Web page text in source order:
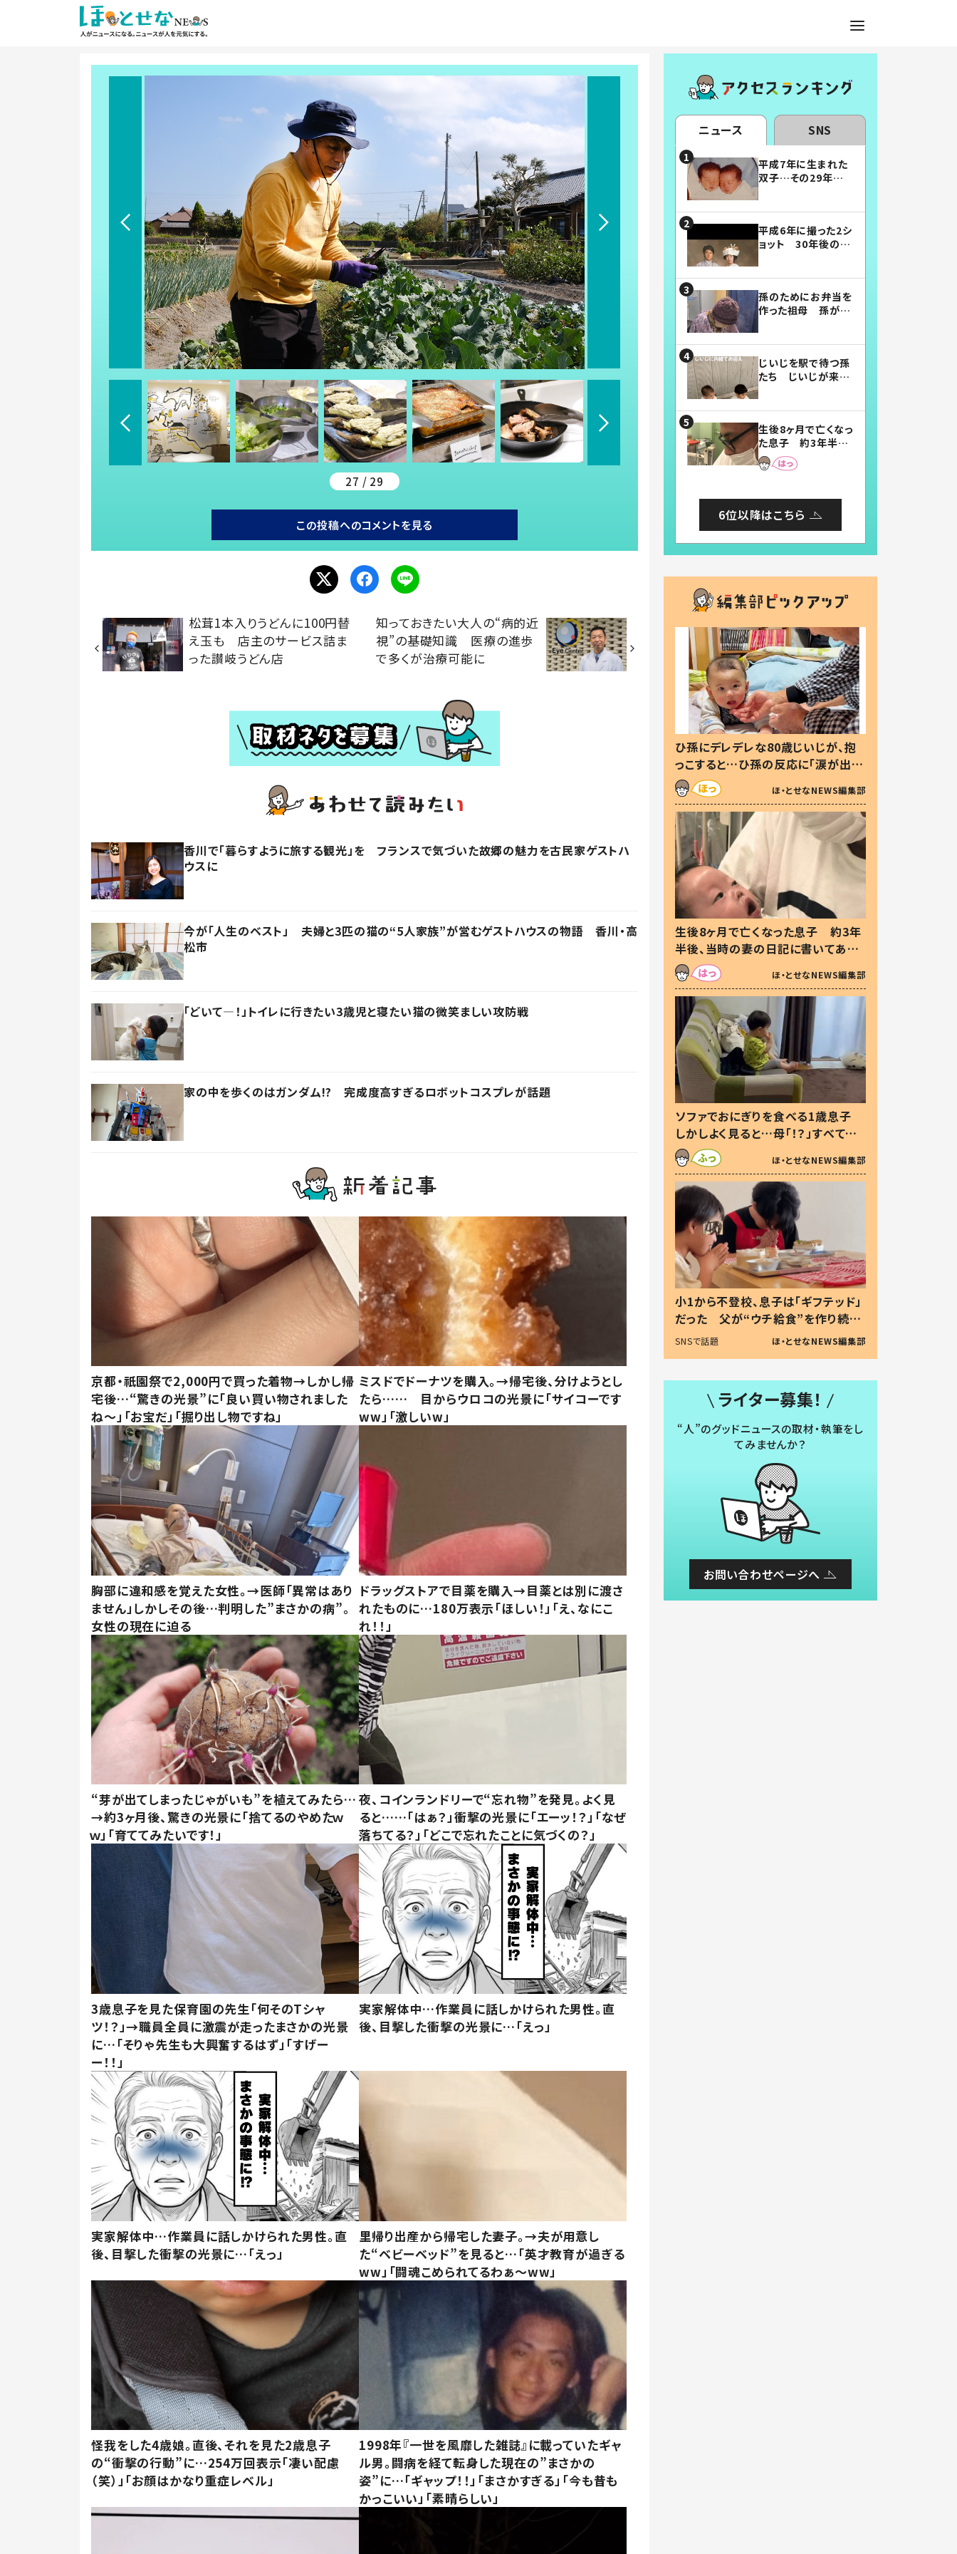
27 / 29
この投稿へのコメントを見る
松茸1本入りうどんに100円替
え玉も 店主のサービス詰ま
った讃岐うどん店
知っておきたい大人の“病的近
視”の基礎知識 医療の進歩
で多くが治療可能に
香川で「暮らすように旅する観光」を フランスで気づいた故郷の魅力を古民家ゲストハ
ウスに
今が「人生のベスト」 夫婦と3匹の猫の“5人家族”が営むゲストハウスの物語 香川・高
松市
「どいて―！」トイレに行きたい3歳児と寝たい猫の微笑ましい攻防戦
家の中を歩くのはガンダム!? 完成度高すぎるロボットコスプレが話題
京都・祇園祭で2,000円で買った着物→しかし帰
宅後…“驚きの光景”に「良い買い物されました
ね～」「お宝だ」「掘り出し物ですね」
ミスドでドーナツを購入。→帰宅後、分けようとし
たら…… 目からウロコの光景に「サイコーです
ww」「激しいw」
胸部に違和感を覚えた女性。→医師「異常はあり
ません」しかしその後…判明した”まさかの病”。
女性の現在に迫る
ドラッグストアで目薬を購入→目薬とは別に渡さ
れたものに…180万表示「ほしい！」「え、なにこ
れ！！」
“芽が出てしまったじゃがいも”を植えてみたら…
→約3ヶ月後、驚きの光景に「捨てるのやめたｗ
ｗ」「育ててみたいです！」
夜、コインランドリーで“忘れ物”を発見。よく見
ると……「はぁ？」衝撃の光景に「エーッ！？」「なぜ
落ちてる？」「どこで忘れたことに気づくの？」
3歳息子を見た保育園の先生「何そのTシャ
ツ！？」→職員全員に激震が走ったまさかの光景
に…「そりゃ先生も大興奮するはず」「すげー
ー！！」
実家解体中…作業員に話しかけられた男性。直
後、目撃した衝撃の光景に…「えっ」
実家解体中…作業員に話しかけられた男性。直
後、目撃した衝撃の光景に…「えっ」
里帰り出産から帰宅した妻子。→夫が用意し
た“ベビーベッド”を見ると…「英才教育が過ぎる
ww」「闘魂こめられてるわぁ～ww」
怪我をした4歳娘。直後、それを見た2歳息子
の“衝撃の行動”に…254万回表示「凄い配慮
（笑）」「お顔はかなり重症レベル」
1998年『一世を風靡した雑誌』に載っていたギャ
ル男。闘病を経て転身した現在の”まさかの
姿”に…「ギャップ！！」「まさかすぎる」「今も昔も
かっこいい」「素晴らしい」
ニュース SNS
平成7年に生まれた
双子…その29年後
平成6年に撮った2シ
ョット 30年後の姿
孫のためにお弁当を
作った祖母 孫が絶
じいじを駅で待つ孫
たち じいじが来た
まらない」「幸せにな
れる」
生後8ヶ月で亡くなっ
た息子 約3年半
後、当時の妻の日記
に書いてあった本音
6位以降はこちら
ひ孫にデレデレな80歳じいじが、抱
っこすると…ひ孫の反応に「涙が出ま
した」「可愛くて仕方ない」
ほ・とせなNEWS編集部
生後8ヶ月で亡くなった息子 約3年
半後、当時の妻の日記に書いてあっ
た本音とは
ほ・とせなNEWS編集部
ソファでおにぎりを食べる1歳息子
しかしよく見ると…母「！？」すべてを
察した母の投稿に「可愛いから許
す！」「現行犯〜」
ほ・とせなNEWS編集部
小1から不登校、息子は「ギフテッド」
だった 父が“ウチ給食”を作り続け
る理由とは #令和の親 #令和の子
SNSで話題 ほ・とせなNEWS編集部
ライター募集！
“人”のグッドニュースの取材・執筆をし
てみませんか？
お問い合わせページへ